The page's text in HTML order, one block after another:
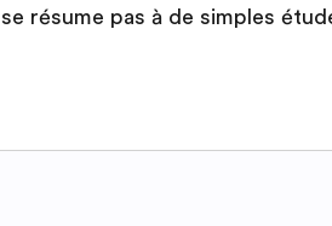
se résume pas à de simples